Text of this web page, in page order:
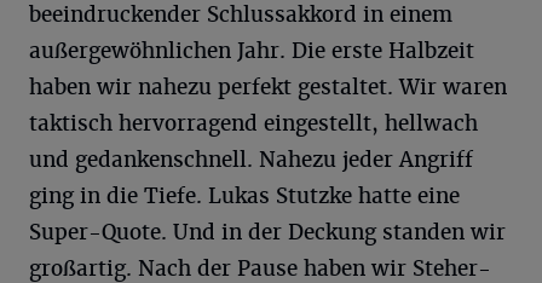
beeindruckender Schlussakkord in einem
außergewöhnlichen Jahr. Die erste Halbzeit
haben wir nahezu perfekt gestaltet. Wir waren
taktisch hervorragend eingestellt, hellwach
und gedankenschnell. Nahezu jeder Angriff
ging in die Tiefe. Lukas Stutzke hatte eine
Super-Quote. Und in der Deckung standen wir
großartig. Nach der Pause haben wir Steher-